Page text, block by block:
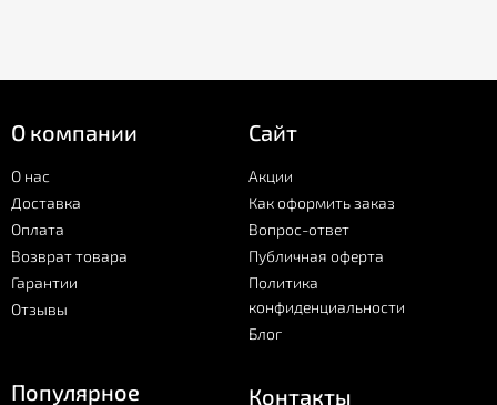
О компании
О нас
Доставка
Оплата
Возврат товара
Гарантии
Отзывы
Сайт
Акции
Как оформить заказ
Вопрос-ответ
Публичная оферта
Политика
конфиденциальности
Блог
Популярное Контакты